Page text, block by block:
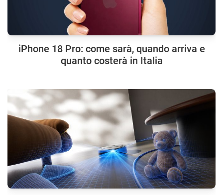
iPhone 18 Pro: come sarà, quando arriva e
quanto costerà in Italia